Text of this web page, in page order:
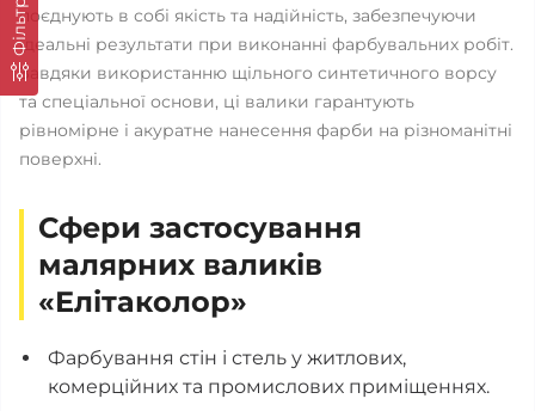
Фільтрпоєднують в собі якість та надійність, забезпечуючи
ідеальні результати при виконанні фарбувальних робіт.
Завдяки використанню щільного синтетичного ворсу
та спеціальної основи, ці валики гарантують
рівномірне і акуратне нанесення фарби на різноманітні
поверхні.
Сфери застосування
малярних валиків
«Елітаколор»
Фарбування стін і стель у житлових,
комерційних та промислових приміщеннях.